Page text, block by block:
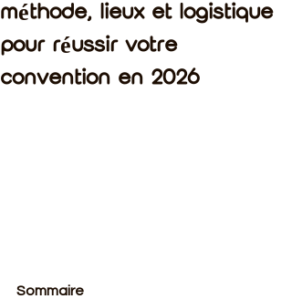
méthode, lieux et logistique
pour réussir votre
convention en 2026
Sommaire